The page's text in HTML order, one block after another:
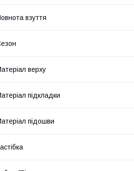
взуття
верху
підкладки
підошви